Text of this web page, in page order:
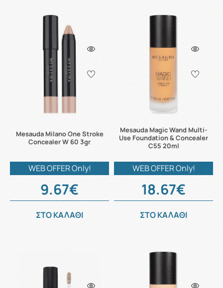
Mesauda Milano One Stroke
Concealer W 60 3gr
WEB OFFER Only!
9.67€
ΣΤΟ ΚΑΛΑΘΙ
Mesauda Magic Wand Multi-
Use Foundation & Concealer
C55 20ml
WEB OFFER Only!
18.67€
ΣΤΟ ΚΑΛΑΘΙ